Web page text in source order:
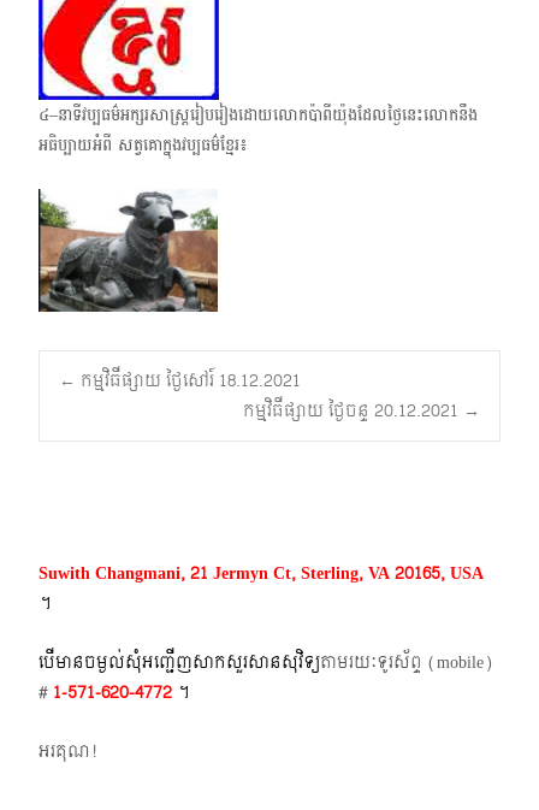
៤–នាទីវប្បធម៌អក្សរសាស្ត្ររៀបរៀងដោយលោកប៉ាពីយ៉ុងដែលថ្ងៃនេះលោកនឹង
អធិប្បាយអំពី សត្វគោក្នុងវប្បធម៌ខ្មែរ៖
Post
navigation
← កម្មវិធីផ្សាយ ថ្ងៃសៅរ៍ 18.12.2021
កម្មវិធីផ្សាយ ថ្ងៃចន្ទ 20.12.2021 →
Suwith Changmani, 21 Jermyn Ct, Sterling, VA 20165, USA
។​
បើមានចម្ងល់​សុំអញ្ជើញសាកសួរសានសុវិទ្យតាមរយៈទូរស័ព្ទ​ (mobile)​
# 1-571-620-4772​ ។
អរគុណ!